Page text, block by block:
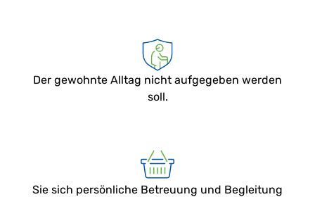
Der gewohnte Alltag nicht aufgegeben werden
soll.
Sie sich persönliche Betreuung und Begleitung